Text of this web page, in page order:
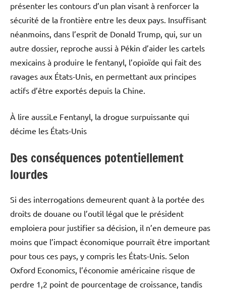
présenter les contours d’un plan visant à renforcer la
sécurité de la frontière entre les deux pays. Insuffisant
néanmoins, dans l’esprit de Donald Trump, qui, sur un
autre dossier, reproche aussi à Pékin d’aider les cartels
mexicains à produire le fentanyl, l’opioïde qui fait des
ravages aux États-Unis, en permettant aux principes
actifs d’être exportés depuis la Chine.
À lire aussiLe Fentanyl, la drogue surpuissante qui
décime les États-Unis
Des conséquences potentiellement
lourdes
Si des interrogations demeurent quant à la portée des
droits de douane ou l’outil légal que le président
emploiera pour justifier sa décision, il n’en demeure pas
moins que l’impact économique pourrait être important
pour tous ces pays, y compris les États-Unis. Selon
Oxford Economics, l’économie américaine risque de
perdre 1,2 point de pourcentage de croissance, tandis